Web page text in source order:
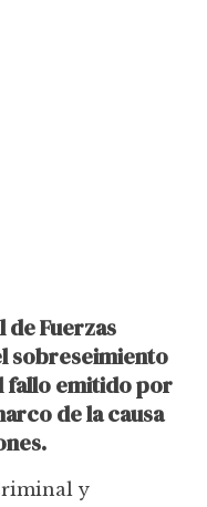
Fuerzas
sobreseimiento
fallo emitido por
de la causa
y